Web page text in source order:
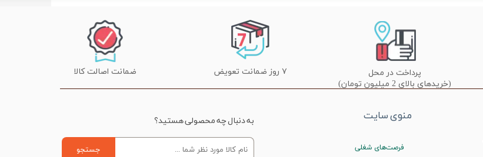
پرداخت در محل
(خریدهای بالای 2 میلیون تومان)
۷ روز ضمانت تعویض ضمانت اصالت کالا
منوی سایت
فرصت‌های شغلی
به دنبال چه محصولی هستید؟
جستجو